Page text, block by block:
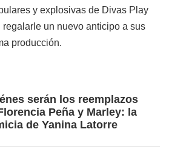
y explosivas de Divas Play
un nuevo anticipo a sus
producción.
serán los reemplazos
Peña y Marley: la
de Yanina Latorre